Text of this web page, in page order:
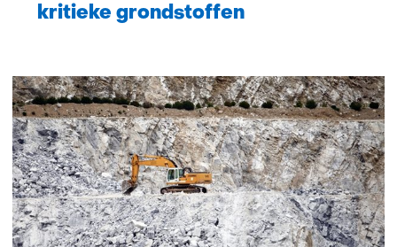
kritieke grondstoffen